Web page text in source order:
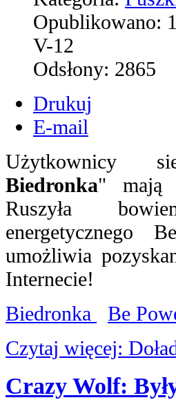
Opublikowano:
V-12
Odsłony: 2865
Drukuj
E-mail
Użytkownicy
Biedronka" mają
Ruszyła
energetycznego
umożliwia
Internecie!
Biedronka
Be
Czytaj więcej:
Crazy Wolf: